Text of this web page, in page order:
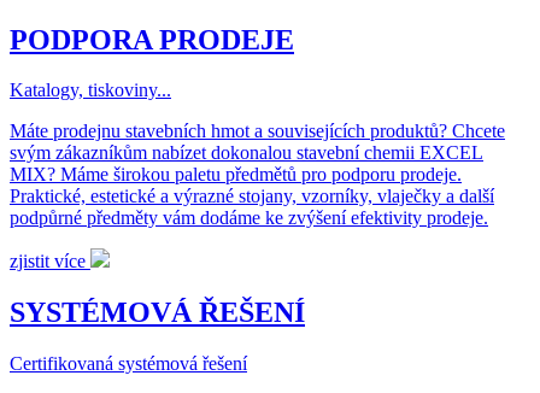
PODPORA PRODEJE
Katalogy, tiskoviny...
Máte prodejnu stavebních hmot a souvisejících produktů? Chcete
svým zákazníkům nabízet dokonalou stavební chemii EXCEL
MIX? Máme širokou paletu předmětů pro podporu prodeje.
Praktické, estetické a výrazné stojany, vzorníky, vlaječky a další
podpůrné předměty vám dodáme ke zvýšení efektivity prodeje.
zjistit více
SYSTÉMOVÁ ŘEŠENÍ
Certifikovaná systémová řešení